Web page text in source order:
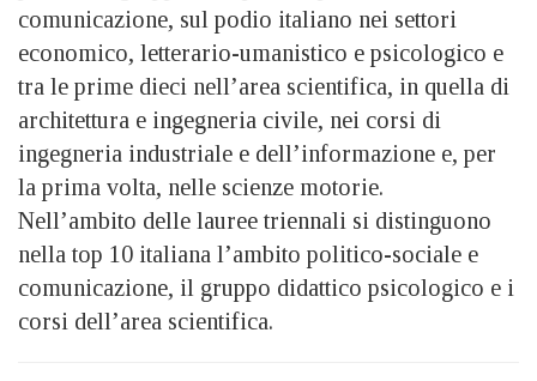
comunicazione, sul podio italiano nei settori
economico, letterario-umanistico e psicologico e
tra le prime dieci nell’area scientifica, in quella di
architettura e ingegneria civile, nei corsi di
ingegneria industriale e dell’informazione e, per
la prima volta, nelle scienze motorie.
Nell’ambito delle lauree triennali si distinguono
nella top 10 italiana l’ambito politico-sociale e
comunicazione, il gruppo didattico psicologico e i
corsi dell’area scientifica.